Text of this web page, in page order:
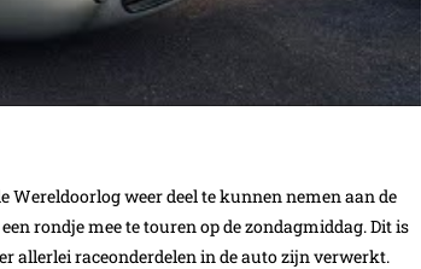
Wereldoorlog weer deel te kunnen nemen aan de
rondje mee te touren op de zondagmiddag. Dit is
allerlei raceonderdelen in de auto zijn verwerkt.